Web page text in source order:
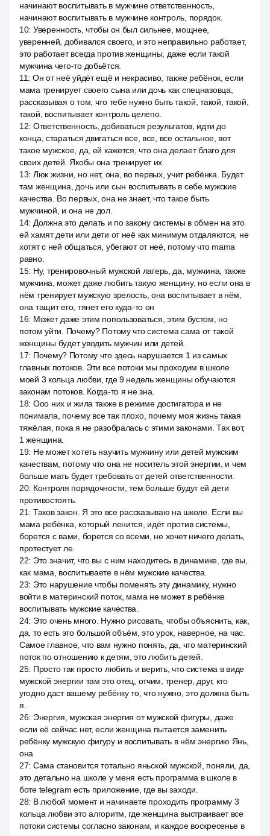
начинают воспитывать в мужчине ответственность,
начинают воспитывать в мужчине контроль, порядок.
10: Уверенность, чтобы он был сильнее, мощнее,
уверенней, добивался своего, и это неправильно работает,
это работает всегда против женщины, даже если такой
мужчина чего-то добьётся.
11: Он от неё уйдёт ещё и некрасиво, также ребёнок, если
мама тренирует своего сына или дочь как спецназовца,
рассказывая о том, что тебе нужно быть такой, такой, такой,
такой, воспитывает контроль целепо.
12: Ответственность, добиваться результатов, идти до
конца, стараться двигаться все, все, все остальное, вот
такое мужское, да, ей кажется, что она делает благо для
своих детей. Якобы она тренирует их.
13: Люк жизни, но нет, она, во первых, учит ребёнка. Будет
там женщина, дочь или сын воспитывать в себе мужские
качества. Во первых, она не знает, что такое быть
мужчиной, и она не дол.
14: Должна это делать и по закону системы в обмен на это
ей хамят дети или дети от неё как минимум отдаляются, не
хотят с ней общаться, убегают от неё, потому что mama
равно.
15: Ну, тренировочный мужской лагерь, да, мужчина, также
мужчина, может даже любить такую женщину, но если она в
нём тренирует мужскую зрелость, она воспитывает в нём,
она тащит его, тянет его куда-то он
16: Может даже этим попользоваться, этим бустом, но
потом уйти. Почему? Потому что система сама от такой
женщины будет уводить мужчин или детей.
17: Почему? Потому что здесь нарушается 1 из самых
главных потоков. Эти все потоки мы проходим в школе
моей 3 кольца любви, где 9 недель женщины обучаются
законам потоков. Когда-то я не зна.
18: Ооо них и жила также в режиме достигатора и не
понимала, почему все так плохо, почему моя жизнь такая
тяжёлая, пока я не разобралась с этими законами. Так вот,
1 женщина.
19: Не может хотеть научить мужчину или детей мужским
качествам, потому что она не носитель этой энергии, и чем
больше мать будет требовать от детей ответственности.
20: Контроля порядочности, тем больше будут ей дети
противостоять.
21: Таков закон. Я это все рассказываю на школе. Если вы
мама ребёнка, который ленится, идёт против системы,
борется с вами, борется со всеми, не хочет ничего делать,
протестует ле.
22: Это значит, что вы с ним находитесь в динамике, где вы,
как мама, воспитываете в нём мужские качества.
23: Это нарушение чтобы поменять эту динамику, нужно
войти в материнский поток, мама не может в ребёнке
воспитывать мужские качества.
24: Это очень много. Нужно рисовать, чтобы объяснить, как,
да, то есть это большой объём, это урок, наверное, на час.
Самое главное, что вам нужно понять, да, что материнский
поток по отношению к детям, это любить детей.
25: Просто так просто любить и верить, что система в виде
мужской энергии там это отец, отчим, тренер, друг, кто
угодно даст вашему ребёнку то, что нужно, это должна быть
я.
26: Энергия, мужская энергия от мужской фигуры, даже
если её сейчас нет, если женщина пытается заменить
ребёнку мужскую фигуру и воспитывать в нём энергию Янь,
она
27: Сама становится тотально яньской мужской, поняли, да,
это детально на школе у меня есть программа в школе в
боте telegram есть приложение, где вы заходи.
28: В любой момент и начинаете проходить программу 3
кольца любви это алгоритм, где женщина выстраивает все
потоки системы согласно законам, и каждое воскресенье в